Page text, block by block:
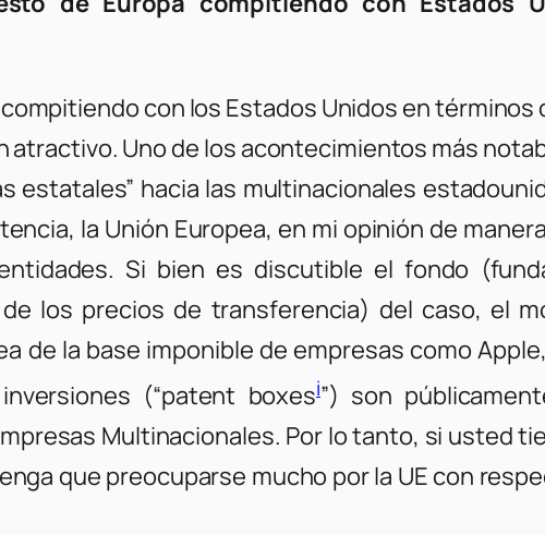
con los Estados Unidos en
Uno de los acontecimientos más
estatales” hacia las multinacionales
la Unión Europea, en mi opinión de
Si bien es discutible el fondo
los precios de transferencia) del caso, el
de la base imponible de empresas como
(“patent boxesi”) son
Multinacionales. Por lo tanto, si usted
que preocuparse mucho por la UE con